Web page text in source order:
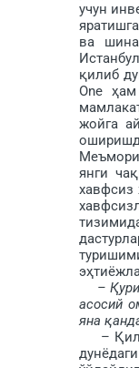
учун
ва
қилиб
One
жойга
янги
хавфсиз
–
асосий
яна
–